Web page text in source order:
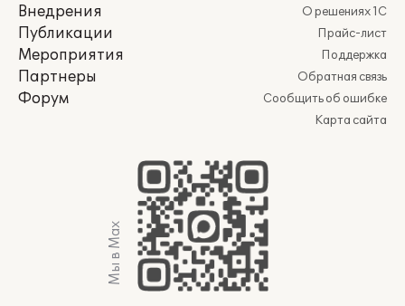
Внедрения
Публикации
Мероприятия
Партнеры
Форум
О решениях 1С
Прайс-лист
Поддержка
Обратная связь
Сообщить об ошибке
Карта сайта
Мы в Max